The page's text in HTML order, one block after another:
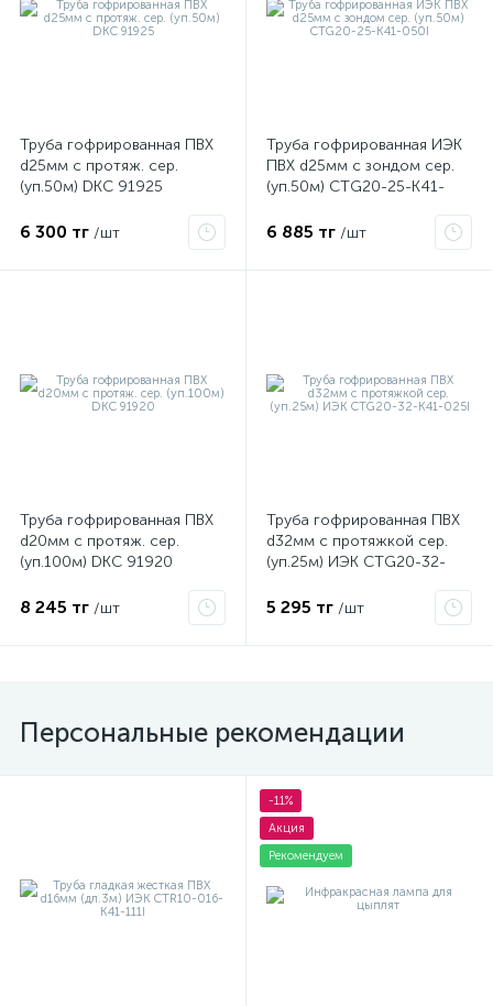
Труба гофрированная ПВХ
d25мм с протяж. сер.
(уп.50м) DKC 91925
6 300 тг /шт
Труба гофрированная ИЭК
ПВХ d25мм с зондом сер.
(уп.50м) CTG20-25-K41-
6 885 тг /шт
Труба гофрированная ПВХ
d20мм с протяж. сер.
(уп.100м) DKC 91920
8 245 тг /шт
Труба гофрированная ПВХ
d32мм с протяжкой сер.
(уп.25м) ИЭК CTG20-32-
5 295 тг /шт
Персональные рекомендации
-11%
Акция
Рекомендуем